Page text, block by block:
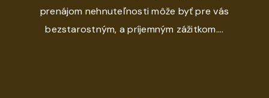
prenájom nehnuteľnosti môže byť pre vás
bezstarostným, a príjemným zážitkom....